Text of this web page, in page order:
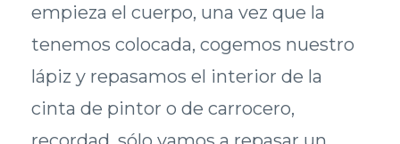
empieza el cuerpo, una vez que la
tenemos colocada, cogemos nuestro
lápiz y repasamos el interior de la
cinta de pintor o de carrocero,